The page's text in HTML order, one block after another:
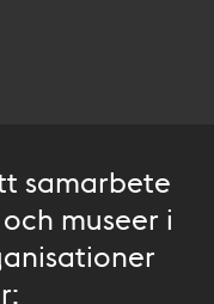
samarbete
museer i